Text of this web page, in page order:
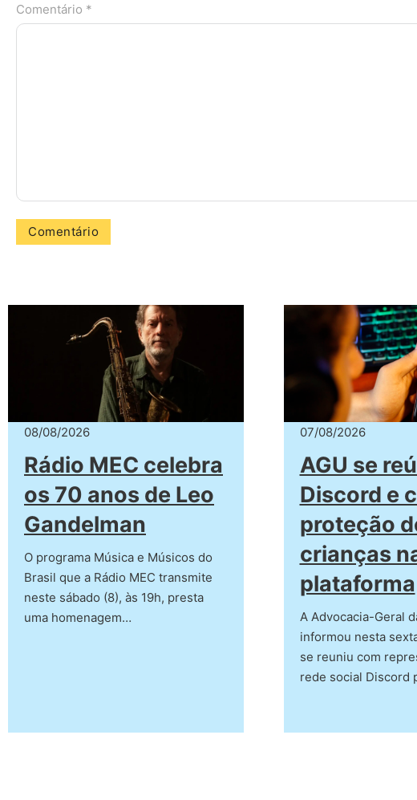
Comentário *
08/08/2026
Rádio MEC celebra
os 70 anos de Leo
Gandelman
O programa Música e Músicos do
Brasil que a Rádio MEC transmite
neste sábado (8), às 19h, presta
uma homenagem…
07/08/2026
AGU se
Discord e
proteção
crianças
plataforma
A Advocacia-Geral
informou nesta
se reuniu com
rede social Discord